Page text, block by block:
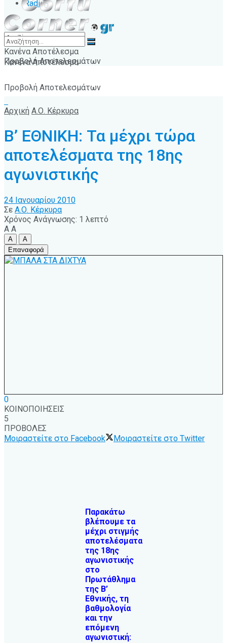
Radio
Κανένα Αποτέλεσμα
Προβολή Αποτελεσμάτων
Κανένα Αποτέλεσμα
Προβολή Αποτελεσμάτων
Αρχική Α.Ο. Κέρκυρα
Β’ ΕΘΝΙΚΗ: Τα μέχρι τώρα
αποτελέσματα της 18ης
αγωνιστικής
24 Ιανουαρίου 2010
Σε Α.Ο. Κέρκυρα
Χρόνος Ανάγνωσης: 1 λεπτό
A A
A
A
Επαναφορά
0
ΚΟΙΝΟΠΟΙΗΣΕΙΣ
5
ΠΡΟΒΟΛΕΣ
Μοιραστείτε στο Facebook
Μοιραστείτε στο Twitter
Παρακάτω
βλέπουμε τα
μέχρι στιγμής
αποτελέσματα
της 18ης
αγωνιστικής
στο
Πρωτάθλημα
της Β’
Εθνικής, τη
βαθμολογία
και την
επόμενη
αγωνιστική: